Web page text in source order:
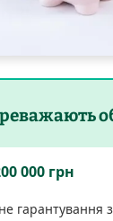
000 грн
гарантування